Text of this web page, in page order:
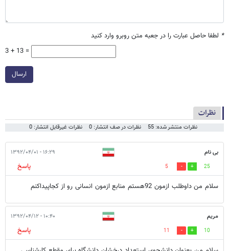
* لطفا حاصل عبارت را در جعبه متن روبرو وارد کنید
3 + 13 =
ارسال
نظرات
نظرات منتشر شده: 55 نظرات در صف انتشار: 0 نظرات غیرقابل انتشار: 0
بی نام ۱۶:۲۹ - ۱۳۹۲/۰۴/۰۱
25
5
پاسخ
سلام من داوطلب ازمون 92هستم منابع ازمون انسانی رو از کجاپیداکنم
مریم ۱۰:۴۰ - ۱۳۹۲/۰۴/۱۲
10
11
پاسخ